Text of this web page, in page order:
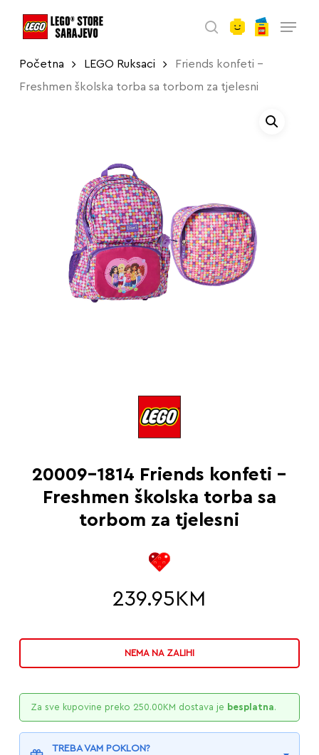
search
Početna LEGO Ruksaci Friends konfeti –
Freshmen školska torba sa torbom za tjelesni
20009-1814 Friends konfeti –
Freshmen školska torba sa
torbom za tjelesni
239.95 KM
NEMA NA ZALIHI
Za sve kupovine preko 250.00 KM dostava je besplatna.
TREBA VAM POKLON?